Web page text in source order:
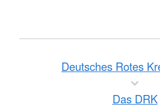
Deutsches Rotes
Das DRK